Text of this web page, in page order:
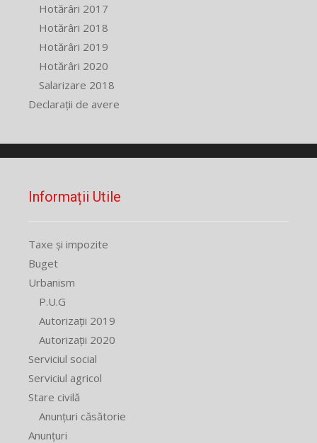
Hotărâri 2017
Hotărâri 2018
Hotărâri 2019
Hotărâri 2020
Salarizare 2018
Declarații de avere
Informații Utile
Taxe și impozite
Buget
Urbanism
P.U.G
Autorizații 2019
Autorizații 2020
Serviciul social
Serviciul agricol
Stare civilă
Anunțuri căsătorie
Anunțuri